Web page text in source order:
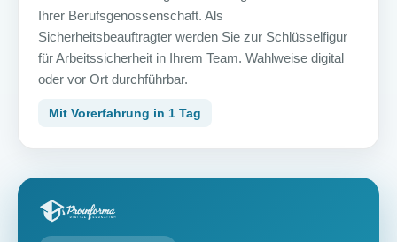
Ihrer Berufsgenossenschaft. Als
Sicherheitsbeauftragter werden Sie zur Schlüsselfigur
für Arbeitssicherheit in Ihrem Team. Wahlweise digital
oder vor Ort durchführbar.
Mit Vorerfahrung in 1 Tag